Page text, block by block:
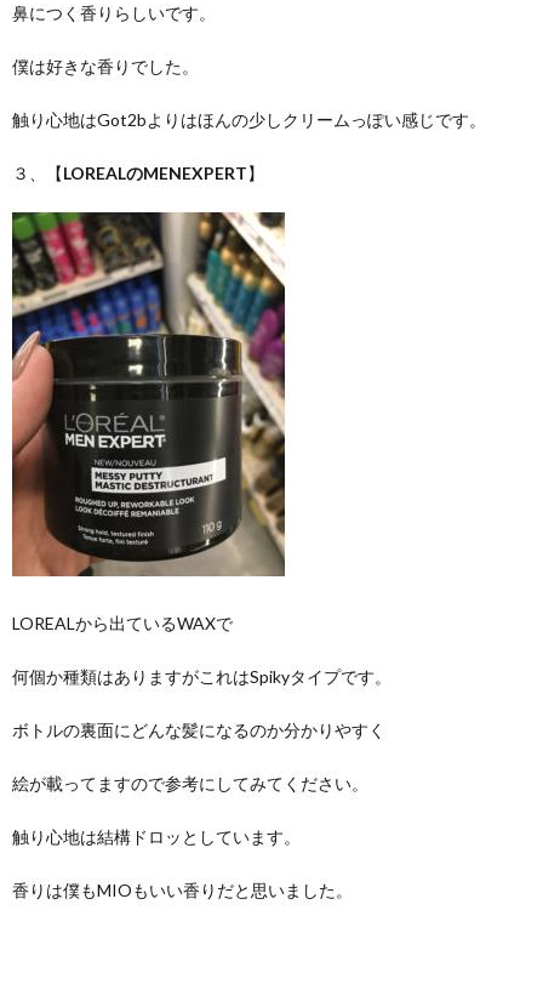
鼻につく香りらしいです。
僕は好きな香りでした。
触り心地はGot2bよりはほんの少しクリームっぽい感じです。
３、【LOREALのMENEXPERT】
LOREALから出ているWAXで
何個か種類はありますがこれはSpikyタイプです。
ボトルの裏面にどんな髪になるのか分かりやすく
絵が載ってますので参考にしてみてください。
触り心地は結構ドロッとしています。
香りは僕もMIOもいい香りだと思いました。